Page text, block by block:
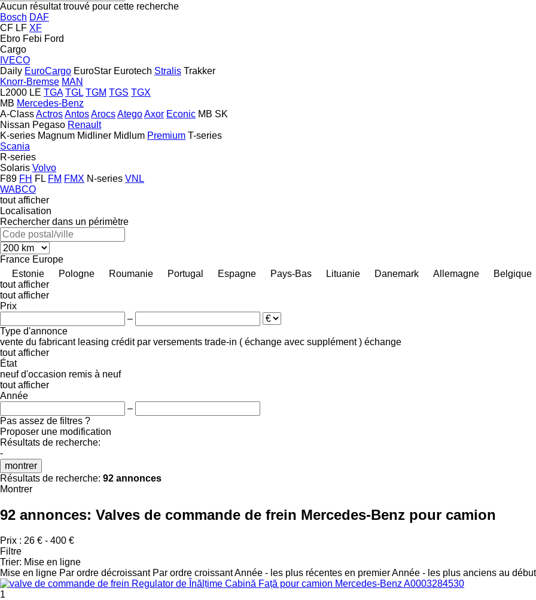
Aucun résultat trouvé pour cette recherche
Bosch DAF
CF LF XF
Ebro Febi Ford
Cargo
IVECO
Daily EuroCargo EuroStar Eurotech Stralis Trakker
Knorr-Bremse MAN
L2000 LE TGA TGL TGM TGS TGX
MB Mercedes-Benz
A-ClassActrosAntosArocsAtegoAxor Econic MB SK
Nissan Pegaso Renault
K-series Magnum Midliner Midlum Premium T-series
Scania
R-series
Solaris Volvo
F89 FH FL FM FMX N-series VNL
WABCO
tout afficher
Localisation
Rechercher dans un périmètre
France Europe
Estonie
Pologne Roumanie Portugal Espagne Pays-Bas Lituanie Danemark Allemagne
Belgique
tout afficher
tout afficher
Prix
–
Type d'annonce
vente du fabricant leasing crédit par versements trade-in ( échange avec supplément ) échange
tout afficher
État
neuf d'occasion remis à neuf
tout afficher
Année
–
Pas assez de filtres ?
Proposer une modification
Résultats de recherche:
-
montrer
Résultats de recherche: 92 annonces
Montrer
92 annonces: Valves de commande de frein Mercedes-Benz pour camion
Prix : 26 € - 400 €
Filtre
Trier: Mise en ligne
Mise en ligne Par ordre décroissant Par ordre croissantAnnée - les plus récentes en premierAnnée - les plus anciens au début
1